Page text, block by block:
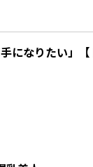
になりたい」【